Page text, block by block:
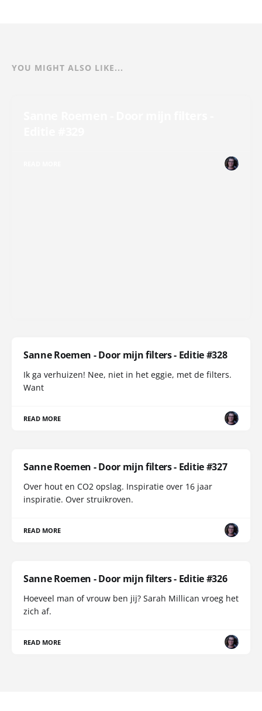
YOU MIGHT ALSO LIKE...
Sanne Roemen - Door mijn filters - Editie #328
Ik ga verhuizen! Nee, niet in het eggie, met de filters.
Want
READ MORE
Sanne Roemen - Door mijn filters - Editie #327
Over hout en CO2 opslag. Inspiratie over 16 jaar
inspiratie. Over struikroven.
READ MORE
Sanne Roemen - Door mijn filters - Editie #326
Hoeveel man of vrouw ben jij? Sarah Millican vroeg het
zich af.
READ MORE